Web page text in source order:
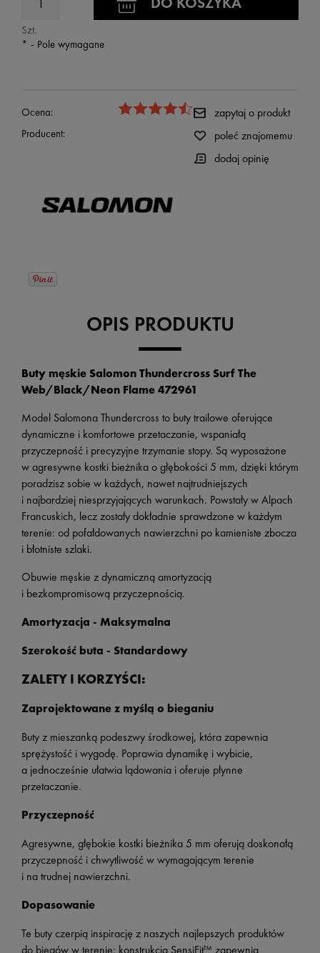
Szt.
* - Pole wymagane
Ocena:
Producent:
zapytaj o produkt
poleć znajomemu
dodaj opinię
OPIS PRODUKTU
Buty męskie Salomon Thundercross Surf The
Web/Black/Neon Flame 472961
Model Salomona Thundercross to buty trailowe oferujące
dynamiczne i komfortowe przetaczanie, wspaniałą
przyczepność i precyzyjne trzymanie stopy. Są wyposażone
w agresywne kostki bieżnika o głębokości 5 mm, dzięki którym
poradzisz sobie w każdych, nawet najtrudniejszych
i najbardziej niesprzyjających warunkach. Powstały w Alpach
Francuskich, lecz zostały dokładnie sprawdzone w każdym
terenie: od pofałdowanych nawierzchni po kamieniste zbocza
i błotniste szlaki.
Obuwie męskie z dynamiczną amortyzacją
i bezkompromisową przyczepnością.
Amortyzacja - Maksymalna
Szerokość buta - Standardowy
ZALETY I KORZYŚCI:
Zaprojektowane z myślą o bieganiu
Buty z mieszanką podeszwy środkowej, która zapewnia
sprężystość i wygodę. Poprawia dynamikę i wybicie,
a jednocześnie ułatwia lądowania i oferuje płynne
przetaczanie.
Przyczepność
Agresywne, głębokie kostki bieżnika 5 mm oferują doskonałą
przyczepność i chwytliwość w wymagającym terenie
i na trudnej nawierzchni.
Dopasowanie
Te buty czerpią inspirację z naszych najlepszych produktów
do biegów w terenie: konstrukcja SensiFit™ zapewnia